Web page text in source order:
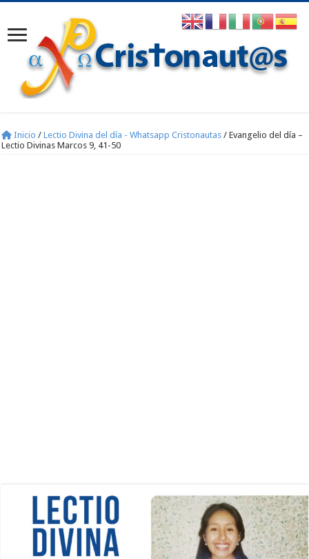
Inicio / Lectio Divina del día - Whatsapp Cristonautas / Evangelio del día –
Lectio Divinas Marcos 9, 41-50